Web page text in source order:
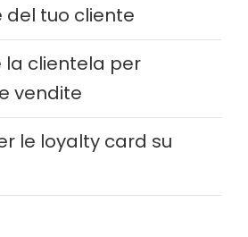
del tuo cliente
la clientela per
vendite
le loyalty card su